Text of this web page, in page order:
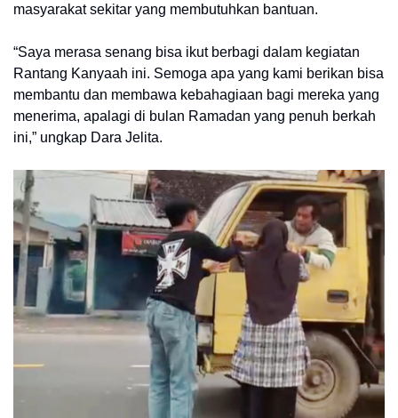
masyarakat sekitar yang membutuhkan bantuan.
“Saya merasa senang bisa ikut berbagi dalam kegiatan
Rantang Kanyaah ini. Semoga apa yang kami berikan bisa
membantu dan membawa kebahagiaan bagi mereka yang
menerima, apalagi di bulan Ramadan yang penuh berkah
ini,” ungkap Dara Jelita.